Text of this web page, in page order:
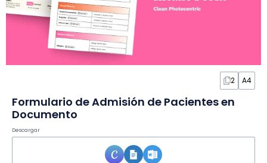
2 A4
Formulario de Admisión de Pacientes en
Documento
Descargar